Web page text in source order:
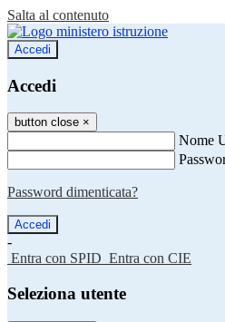
Salta al contenuto
Accedi
Accedi
button close ×
Nome
Password dimenticata?
-
Entra con SPID Entra con CIE
Seleziona utente